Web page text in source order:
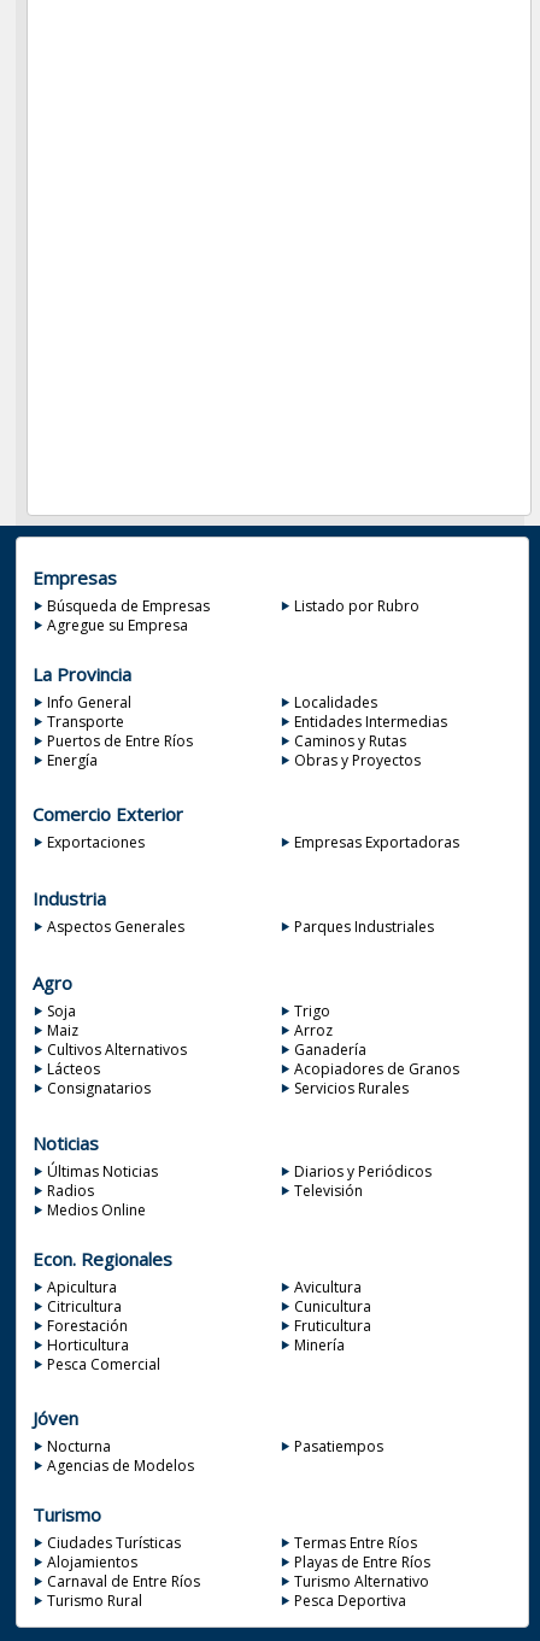
Empresas
Búsqueda de Empresas
Listado por Rubro
Agregue su Empresa
La Provincia
Info General
Localidades
Transporte
Entidades Intermedias
Puertos de Entre Ríos
Caminos y Rutas
Energía
Obras y Proyectos
Comercio Exterior
Exportaciones Empresas Exportadoras
Industria
Aspectos Generales Parques Industriales
Agro
Soja
Trigo
Maiz
Arroz
Cultivos Alternativos
Ganadería
Lácteos
Acopiadores de Granos
Consignatarios
Servicios Rurales
Noticias
Últimas Noticias
Diarios y Periódicos
Radios
Televisión
Medios Online
Econ. Regionales
Apicultura
Avicultura
Citricultura
Cunicultura
Forestación
Fruticultura
Horticultura
Minería
Pesca Comercial
Jóven
Nocturna
Pasatiempos
Agencias de Modelos
Turismo
Ciudades Turísticas
Termas Entre Ríos
Alojamientos
Playas de Entre Ríos
Carnaval de Entre Ríos
Turismo Alternativo
Turismo Rural
Pesca Deportiva